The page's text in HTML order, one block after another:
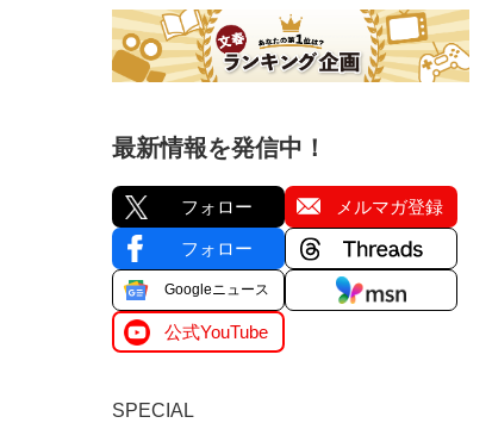
最新情報を発信中！
フォロー メルマガ登録
フォロー
Googleニュース
公式YouTube
SPECIAL